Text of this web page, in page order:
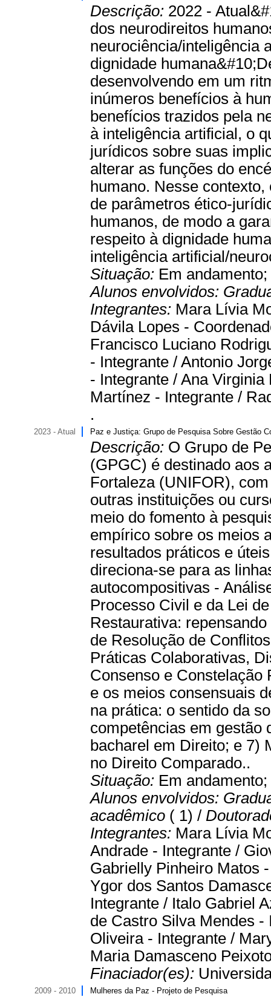
Descrição: 2022 -
dos neurodireitos
neurociência/inteligência
dignidade
desenvolvendo em um
inúmeros benefícios à
benefícios trazidos pela
à inteligência artificial, o
jurídicos sobre suas
alterar as funções do
humano. Nesse
de parâmetros ético-
humanos, de modo a
respeito à dignidade
inteligência artificial/
Situação: Em andamento;
Alunos envolvidos:
Integrantes: Mara Lívia
Dávila Lopes -
Francisco Luciano
- Integrante / Antonio
- Integrante / Ana
Martínez - Integrante /
.
2023 - Atual Paz e Justiça: Grupo de Pesquisa Sobre Gestão
Descrição: O Grupo de
(GPGC) é destinado aos
Fortaleza (UNIFOR),
outras instituições ou
meio do fomento à
empírico sobre os meios
resultados práticos e
direciona-se para as
autocompositivas -
Processo Civil e da Lei
Restaurativa:
de Resolução de
Práticas Colaborativas,
Consenso e Constelação
e os meios consensuais
na prática: o sentido da
competências em gestão
bacharel em Direito; e 7)
no Direito Comparado..
Situação: Em andamento;
Alunos envolvidos:
acadêmico ( 1) /
Integrantes: Mara Lívia
Andrade - Integrante /
Gabrielly Pinheiro Matos
Ygor dos Santos
Integrante / Italo Gabriel
de Castro Silva Mendes
Oliveira - Integrante /
Maria Damasceno
Finaciador(es):
2009 - 2010 Mulheres da Paz - Projeto de Pesquisa